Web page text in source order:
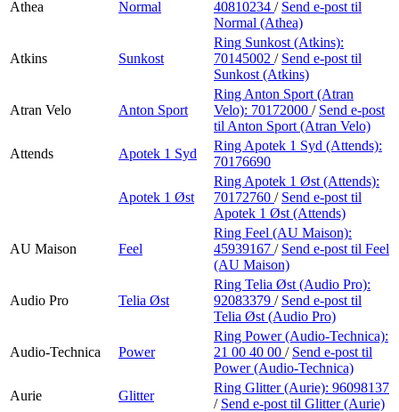
Athea Normal
40810234 / Send e-post til
Normal (Athea)
Atkins Sunkost
Ring Sunkost (Atkins):
70145002 / Send e-post til
Sunkost (Atkins)
Atran Velo Anton Sport
Ring Anton Sport (Atran
Velo): 70172000 / Send e-post
til Anton Sport (Atran Velo)
Attends
Apotek 1 Syd
Ring Apotek 1 Syd (Attends):
70176690
Apotek 1 Øst
Ring Apotek 1 Øst (Attends):
70172760 / Send e-post til
Apotek 1 Øst (Attends)
AU Maison Feel
Ring Feel (AU Maison):
45939167 / Send e-post til Feel
(AU Maison)
Audio Pro Telia Øst
Ring Telia Øst (Audio Pro):
92083379 / Send e-post til
Telia Øst (Audio Pro)
Audio-Technica Power
Ring Power (Audio-Technica):
21 00 40 00 / Send e-post til
Power (Audio-Technica)
Aurie
Glitter
Ring Glitter (Aurie): 96098137
/ Send e-post til Glitter (Aurie)